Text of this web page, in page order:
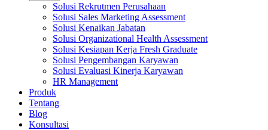
Solusi Rekrutmen Perusahaan
Solusi Sales Marketing Assessment
Solusi Kenaikan Jabatan
Solusi Organizational Health Assessment
Solusi Kesiapan Kerja Fresh Graduate
Solusi Pengembangan Karyawan
Solusi Evaluasi Kinerja Karyawan
HR Management
Produk
Tentang
Blog
Konsultasi